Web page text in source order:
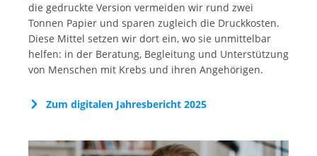
die gedruckte Version vermeiden wir rund zwei
Tonnen Papier und sparen zugleich die Druckkosten.
Diese Mittel setzen wir dort ein, wo sie unmittelbar
helfen: in der Beratung, Begleitung und Unterstützung
von Menschen mit Krebs und ihren Angehörigen.
Zum digitalen Jahresbericht 2025